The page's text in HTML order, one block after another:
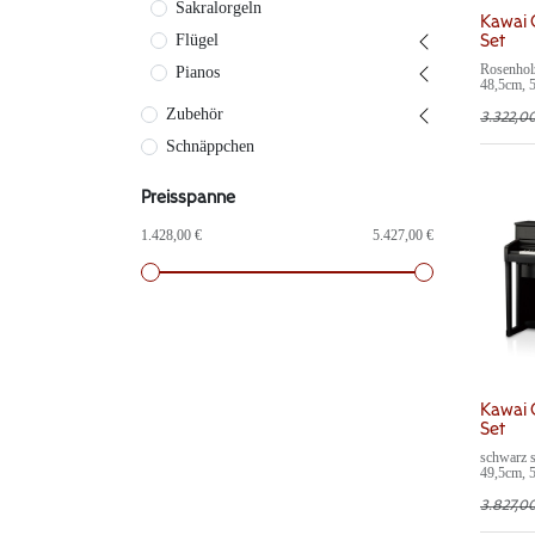
Sakralorgeln
Flügel
Pianos
Zubehör
Schnäppchen
Preisspanne
1.428,00 € 5.427,00 €
Kawai
Set
48,5cm,
mit
155,5 ×
Kawai
Set
schwarz
49,5cm,
mit